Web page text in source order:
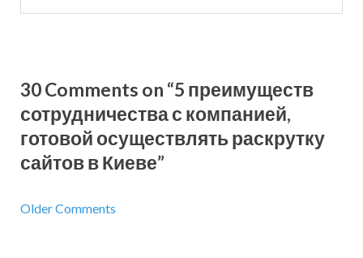
30 Comments on “5 преимуществ
сотрудничества с компанией,
готовой осуществлять раскрутку
сайтов в Киеве”
Older Comments